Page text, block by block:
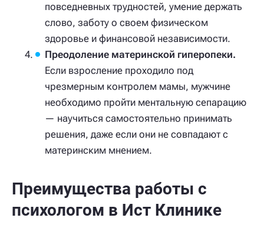
повседневных трудностей, умение держать
слово, заботу о своем физическом
здоровье и финансовой независимости.
Преодоление материнской гиперопеки.
Если взросление проходило под
чрезмерным контролем мамы, мужчине
необходимо пройти ментальную сепарацию
— научиться самостоятельно принимать
решения, даже если они не совпадают с
материнским мнением.
Преимущества работы с
психологом в Ист Клинике